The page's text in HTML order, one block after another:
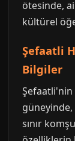
ötesinde,
kültürel
Şefaatli
Bilgiler
güneyinde,
sınır